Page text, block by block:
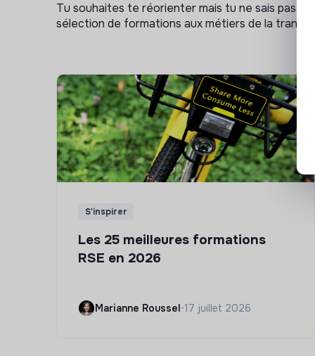
Tu souhaites te réorienter mais tu ne sais pas
sélection de formations aux métiers de la
S'inspirer
Les 25 meilleures formations
RSE en 2026
Marianne Roussel•17 juillet 2026